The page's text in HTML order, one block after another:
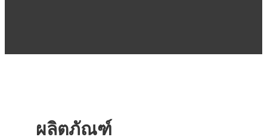
ผลิตภัณฑ์